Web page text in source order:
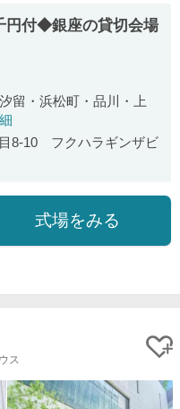
円付◆銀座の貸切会場
留・浜松町・品川・上
8-10 フクハラギンザビ
式場をみる
ス